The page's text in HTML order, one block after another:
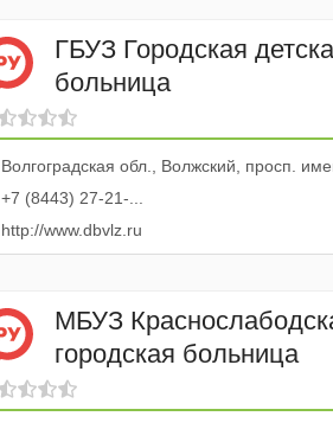
ГБУЗ Городская
больница
Волгоградская обл., Волжский, просп. имени Ленина,
+7 (8443) 27-21-...
http://www.dbvlz.ru
МБУЗ
городская больница